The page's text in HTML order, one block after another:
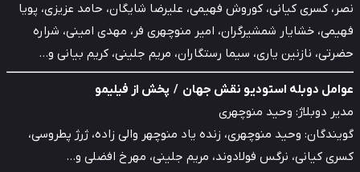
کسری کیانی، کوروش فهیمی، علیرضا شایگان، حامد عزیزی، پویا
خشایار شمشیرگران، امیر منوچهری فر، مهدی امینی، شراره
نازنین یاری، سیما رستگاران، مریم جلینی، کریم بیانی و…
دوبله استودیو نقش جهان / پخش از فیلیمو
دوبلاژ: وحید منوچهری
وحید منوچهری، زنده یاد منوچهر والی زاده، ژرژ پطروسی،
کیانی، نرگس فولادوند، مریم جلینی، مهرخ افضلی و…